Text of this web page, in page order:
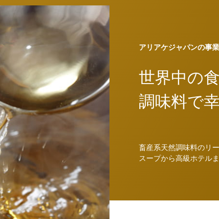
アリアケジャパンの事業
世界中の
調味料で
畜産系天然調味料のリ
スープから高級ホテル